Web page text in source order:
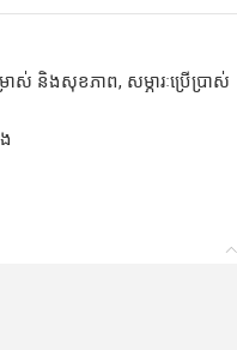
ាស់ និងសុខភាព, សម្ភារៈប្រើប្រាស់